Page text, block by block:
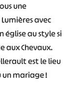
une
avec
église au style si
aux Chevaux.
est le lieu
mariage !